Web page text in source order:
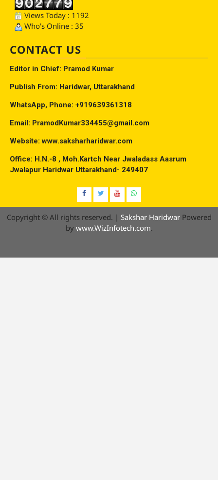
Views Today : 1192
Who's Online : 35
CONTACT US
Editor in Chief: Pramod Kumar
Publish From: Haridwar, Uttarakhand
WhatsApp, Phone: +919639361318
Email: PramodKumar334455@gmail.com
Website: www.saksharharidwar.com
Office: H.N.-8 , Moh.Kartch Near Jwaladass Aasrum
Jwalapur Haridwar Uttarakhand- 249407
Facebook
TwitterYouTubeWhatsap
Copyright © All rights reserved. | Sakshar HaridwarPowered
by www.WizInfotech.com.